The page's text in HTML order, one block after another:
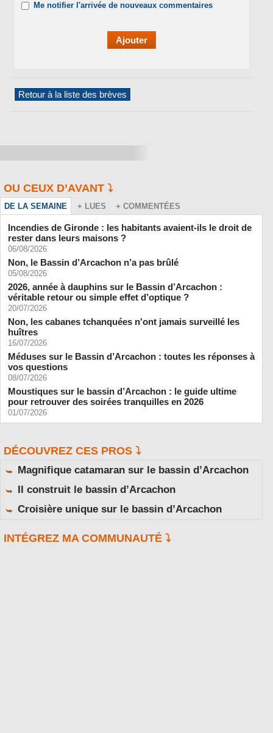
Me notifier l'arrivée de nouveaux commentaires
Retour à la liste des brèves
OU CEUX D’AVANT ⤵️
DE LA SEMAINE + LUES + COMMENTÉES
Incendies de Gironde : les habitants avaient-ils le droit de
rester dans leurs maisons ?
06/08/2026
Non, le Bassin d’Arcachon n’a pas brûlé
05/08/2026
2026, année à dauphins sur le Bassin d’Arcachon :
véritable retour ou simple effet d’optique ?
20/07/2026
Non, les cabanes tchanquées n'ont jamais surveillé les
huîtres
16/07/2026
Méduses sur le Bassin d’Arcachon : toutes les réponses à
vos questions
08/07/2026
Moustiques sur le bassin d’Arcachon : le guide ultime
pour retrouver des soirées tranquilles en 2026
01/07/2026
DÉCOUVREZ CES PROS ⤵️
Magnifique catamaran sur le bassin d’Arcachon
Il construit le bassin d’Arcachon
Croisière unique sur le bassin d’Arcachon
INTÉGREZ MA COMMUNAUTÉ ⤵️